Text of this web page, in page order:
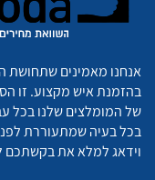
אנחנו מאמינים שתחושת
בהזמנת איש מקצוע. זו
של המומלצים שלנו בכל
בכל בעיה שמתעוררת
וידאג למלא את בקשתכם